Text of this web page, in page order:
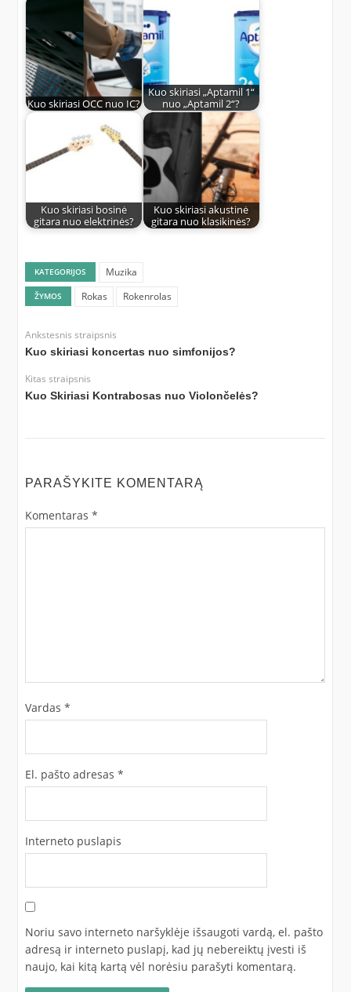
Kuo skiriasi OCC nuo IC?
Kuo skiriasi „Aptamil 1“
nuo „Aptamil 2“?
Kuo skiriasi bosinė
gitara nuo elektrinės?
Kuo skiriasi akustinė
gitara nuo klasikinės?
KATEGORIJOS Muzika
ŽYMOS Rokas Rokenrolas
Ankstesnis straipsnis
Kuo skiriasi koncertas nuo simfonijos?
Kitas straipsnis
Kuo Skiriasi Kontrabosas nuo Violončelės?
PARAŠYKITE KOMENTARĄ
Komentaras *
Vardas *
El. pašto adresas *
Interneto puslapis
Noriu savo interneto naršyklėje išsaugoti vardą, el. pašto
adresą ir interneto puslapį, kad jų nebereiktų įvesti iš
naujo, kai kitą kartą vėl norėsiu parašyti komentarą.